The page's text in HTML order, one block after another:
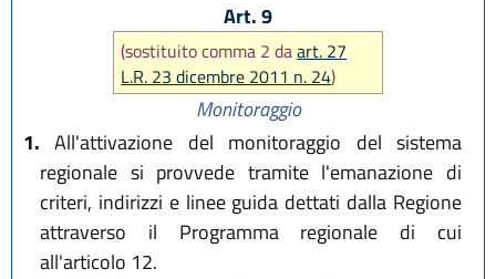
Art. 9
(sostituito comma 2 daart. 27
L.R. 23 dicembre 2011 n. 24)
Monitoraggio
1. All'attivazione del monitoraggio del sistema
regionale si provvede tramite l'emanazione di
criteri, indirizzi e linee guida dettati dalla Regione
attraverso il Programma regionale di cui
all'articolo 12.